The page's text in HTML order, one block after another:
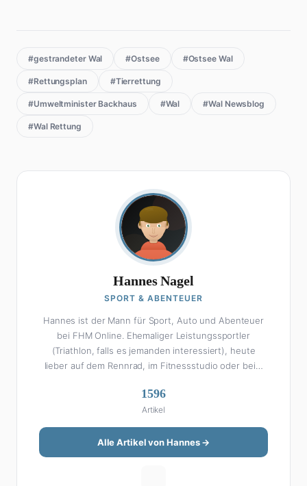
#gestrandeter Wal #Ostsee #Ostsee Wal
#Rettungsplan #Tierrettung
#Umweltminister Backhaus #Wal #Wal Newsblog
#Wal Rettung
Hannes Nagel
SPORT & ABENTEUER
Hannes ist der Mann für Sport, Auto und Abenteuer
bei FHM Online. Ehemaliger Leistungssportler
(Triathlon, falls es jemanden interessiert), heute
lieber auf dem Rennrad, im Fitnessstudio oder beim
enzyklopädisch: Egal ob Bundesliga-Analyse, Formel 1,
UFC oder Olympia – Hannes liefert fundierte
Einschätzungen mit der Leidenschaft eines echten
Fans. Aber Sport ist nur die halbe Miete: Hannes ist
auch unser Auto-Experte. Vom Elektro-SUV bis zum
1596
Artikel
Alle Artikel von Hannes →